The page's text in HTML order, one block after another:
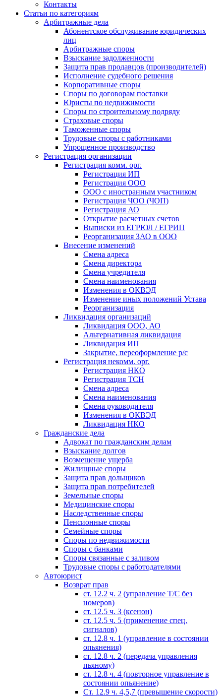
Контакты
Статьи по категориям
Арбитражные дела
Абонентское обслуживание юридических
лиц
Арбитражные споры
Взыскание задолженности
Защита прав продавцов (производителей)
Исполнение судебного решения
Корпоративные споры
Споры по договорам поставки
Юристы по недвижимости
Споры по строительному подряду
Страховые споры
Таможенные споры
Трудовые споры с работниками
Упрощенное производство
Регистрация организации
Регистрация комм. орг.
Регистрация ИП
Регистрация ООО
ООО с иностранным участником
Регистрация ЧОО (ЧОП)
Регистрация АО
Открытие расчетных счетов
Выписки из ЕГРЮЛ / ЕГРИП
Реорганизация ЗАО в ООО
Внесение изменений
Смена адреса
Смена директора
Cмена учредителя
Смена наименования
Изменения в ОКВЭД
Изменение иных положений Устава
Реорганизация
Ликвидация организаций
Ликвидация ООО, АО
Альтернативная ликвидация
Ликвидация ИП
Закрытие, переоформление р/с
Регистрация некомм. орг.
Регистрация НКО
Регистрация ТСН
Смена адреса
Смена наименования
Смена руководителя
Изменения в ОКВЭД
Ликвидация НКО
Гражданские дела
Адвокат по гражданским делам
Взыскание долгов
Возмещение ущерба
Жилищные споры
Защита прав дольщиков
Защита прав потребителей
Земельные споры
Медицинские споры
Наследственные споры
Пенсионные споры
Семейные споры
Cпоры по недвижимости
Споры с банками
Споры связанные с заливом
Трудовые споры с работодателями
Автоюрист
Возврат прав
ст. 12.2 ч. 2 (управление Т/С без
номеров)
ст. 12.5 ч. 3 (ксенон)
ст. 12.5 ч. 5 (применение спец.
сигналов)
cт. 12.8 ч. 1 (управление в состоянии
опьянения)
ст. 12.8 ч. 2 (передача управления
пьяному)
ст. 12.8 ч. 4 (повторное управление в
состоянии опьянение)
Ст. 12.9 ч. 4,5,7 (превышение скорости)